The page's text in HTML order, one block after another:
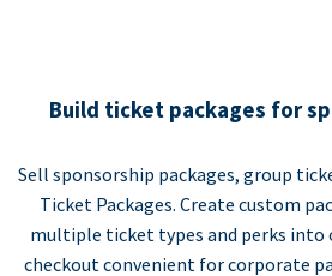
Build ticket packages for
Sell sponsorship packages, group
Ticket Packages. Create custom
multiple ticket types and perks into
checkout convenient for corporate